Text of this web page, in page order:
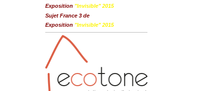
Exposition "Invisible" 2015
Sujet France 3 de
Exposition "Invisible" 2015